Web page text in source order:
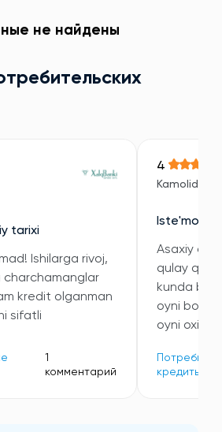
не найдены
tarixi
Ishilarga rivoj,
charchamanglar
kredit olganman
sifatli
1
комментарий
4
Kamoliddin
Iste'mol
Asaxiy
qulay
kunda
oyni
oyni
кредиты